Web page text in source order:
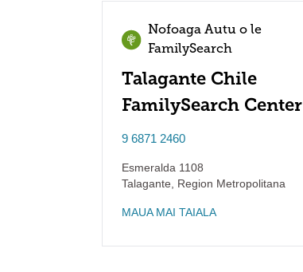
Nofoaga Autu o le
FamilySearch
Talagante Chile
FamilySearch Center
9 6871 2460
Esmeralda 1108
Talagante
Region Metropolitana
MAUA MAI TAIALA